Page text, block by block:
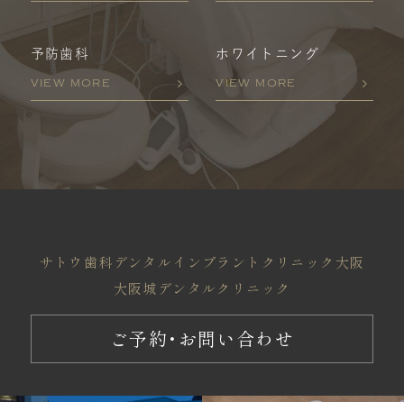
予防歯科
VIEW MORE
ホワイトニング
VIEW MORE
サトウ歯科 デンタルインプラントクリニック大阪
大阪城デンタルクリニック
ご予約・お問い合わせ